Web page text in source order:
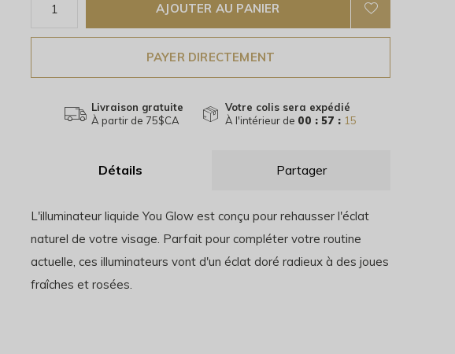
AJOUTER AU PANIER
PAYER DIRECTEMENT
Livraison gratuite
À partir de 75$CA
Votre colis sera expédié
À l'intérieur de 00 : 57 : 14
Détails Partager
L'illuminateur liquide You Glow est conçu pour rehausser l'éclat
naturel de votre visage. Parfait pour compléter votre routine
actuelle, ces illuminateurs vont d'un éclat doré radieux à des joues
fraîches et rosées.